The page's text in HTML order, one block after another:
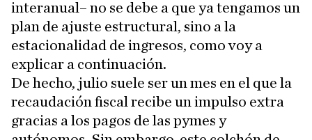
interanual– no se debe a que ya tengamos un
plan de ajuste estructural, sino a la
estacionalidad de ingresos, como voy a
explicar a continuación.
De hecho, julio suele ser un mes en el que la
recaudación fiscal recibe un impulso extra
gracias a los pagos de las pymes y